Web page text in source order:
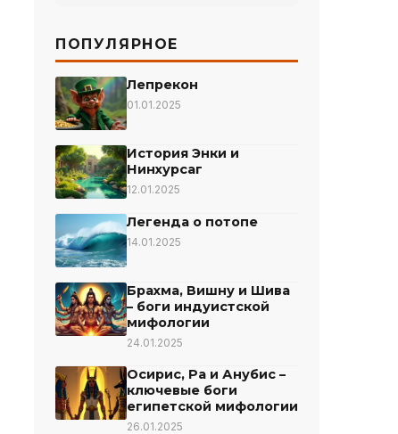
ПОПУЛЯРНОЕ
Лепрекон
01.01.2025
История Энки и
Нинхурсаг
12.01.2025
Легенда о потопе
14.01.2025
Брахма, Вишну и Шива
– боги индуистской
мифологии
24.01.2025
Осирис, Ра и Анубис –
ключевые боги
египетской мифологии
26.01.2025